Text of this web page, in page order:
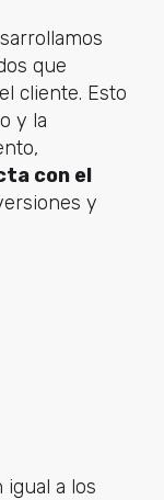
que
cliente. Esto
y la
con el
y
a los